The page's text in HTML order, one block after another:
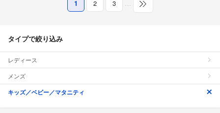
1 2 3 …
タイプで絞り込み
レディース
メンズ
キッズ／ベビー／マタニティ